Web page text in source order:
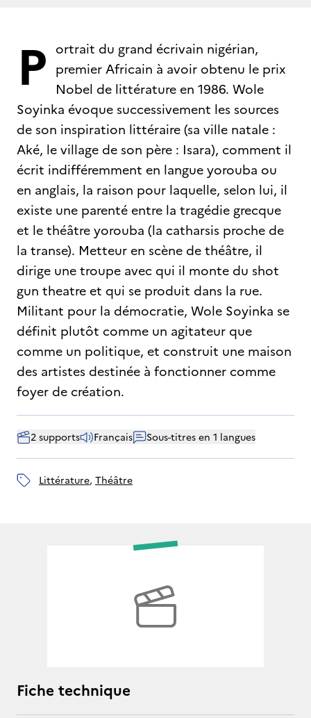
P ortrait du grand écrivain nigérian,
premier Africain à avoir obtenu le prix
Nobel de littérature en 1986. Wole
Soyinka évoque successivement les sources
de son inspiration littéraire (sa ville natale :
Aké, le village de son père : Isara), comment il
écrit indifféremment en langue yorouba ou
en anglais, la raison pour laquelle, selon lui, il
existe une parenté entre la tragédie grecque
et le théâtre yorouba (la catharsis proche de
la transe). Metteur en scène de théâtre, il
dirige une troupe avec qui il monte du shot
gun theatre et qui se produit dans la rue.
Militant pour la démocratie, Wole Soyinka se
définit plutôt comme un agitateur que
comme un politique, et construit une maison
des artistes destinée à fonctionner comme
foyer de création.
2 supports Français Sous-titres en 1 langues
littérature, théâtre
Fiche technique